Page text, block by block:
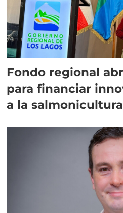
Fondo regional
para financiar
a la salmonicultura